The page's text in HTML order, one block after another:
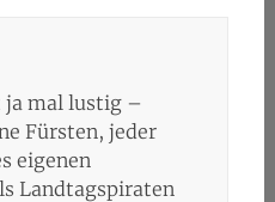
mal lustig –
Fürsten, jeder
eigenen
Landtagspiraten